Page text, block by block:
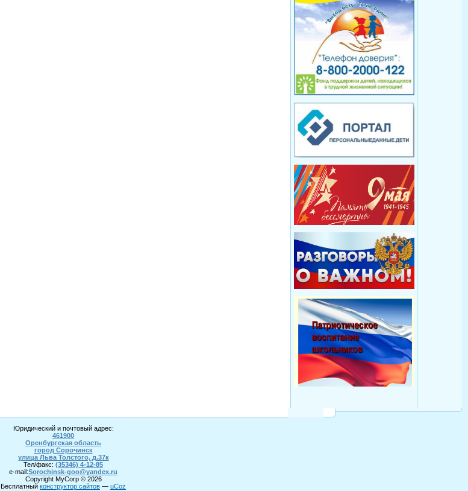
Юридический и почтовый адрес:
461900
Оренбургская область
город Сорочинск
улица Льва Толстого, д.37к
Тел/факс: (35346) 4-12-85
e-mail:Sorochinsk-goo@yandex.ru
Copyright MyCorp © 2026
Бесплатный конструктор сайтов — uCoz